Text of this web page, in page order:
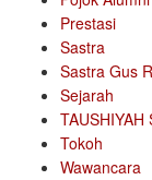
Prestasi
Sastra
Sastra Gus
Sejarah
TAUSHIYAH
Tokoh
Wawancara